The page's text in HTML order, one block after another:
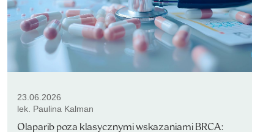
23.06.2026
lek. Paulina Kalman
Olaparib poza klasycznymi wskazaniami BRCA: